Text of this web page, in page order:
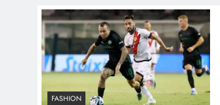
FASHION